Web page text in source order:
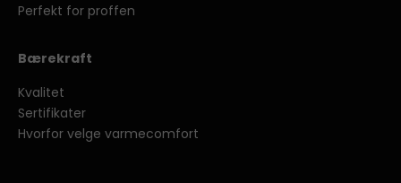
Perfekt for proffen
Bærekraft
Kvalitet
Sertifikater
Hvorfor velge varmecomfort